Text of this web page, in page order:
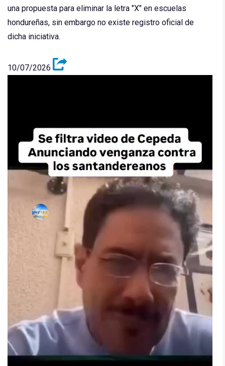
una propuesta para eliminar la letra "X" en escuelas
hondureñas, sin embargo no existe registro oficial de
dicha iniciativa.
10/07/2026